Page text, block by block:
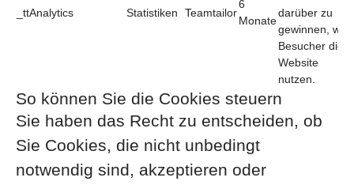
_ttAnalytics Statistiken Teamtailor
6
Monate
darüber zu
gewinnen, wie
Besucher die
Website
nutzen.
So können Sie die Cookies steuern
Sie haben das Recht zu entscheiden, ob
Sie Cookies, die nicht unbedingt
notwendig sind, akzeptieren oder